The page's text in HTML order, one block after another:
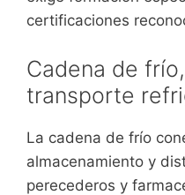
certificaciones
Cadena de
transporte
La cadena de frío
almacenamiento y
perecederos y